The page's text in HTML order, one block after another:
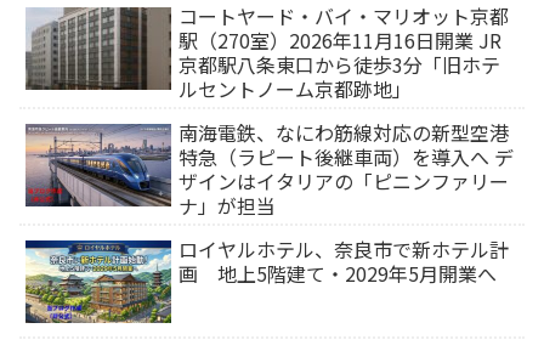
コートヤード・バイ・マリオット京都
駅（270室）2026年11月16日開業 JR
京都駅八条東口から徒歩3分「旧ホテ
ルセントノーム京都跡地」
南海電鉄、なにわ筋線対応の新型空港
特急（ラピート後継車両）を導入へ デ
ザインはイタリアの「ピニンファリー
ナ」が担当
ロイヤルホテル、奈良市で新ホテル計
画 地上5階建て・2029年5月開業へ